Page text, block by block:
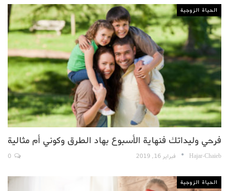
الحياة الزوجية
فرحي وليداتك فنهاية الأسبوع بهاد الطرق وكوني أم مثالية
Hajar-Chaieb فبراير 16, 2019
الحياة الزوجية